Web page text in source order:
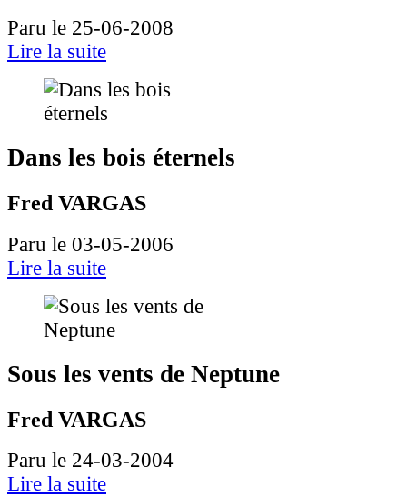
Paru le 25-06-2008
Lire la suite
Dans les bois éternels
Fred VARGAS
Paru le 03-05-2006
Lire la suite
Sous les vents de Neptune
Fred VARGAS
Paru le 24-03-2004
Lire la suite